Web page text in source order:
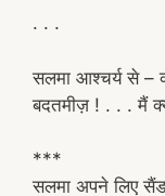
. . .
सलमा आश्चर्य से –
बदतमीज़ ! . . . मैं
***
सलमा अपने लिए